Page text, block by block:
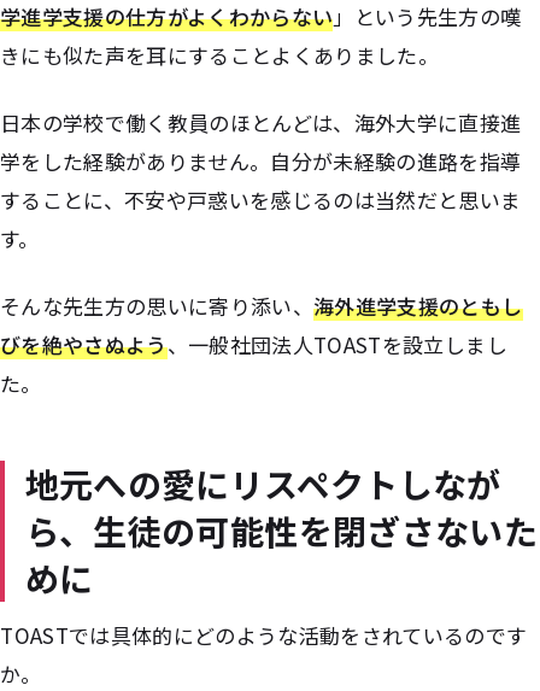
学進学支援の仕方がよくわからない」という先生方の嘆
きにも似た声を耳にすることよくありました。
日本の学校で働く教員のほとんどは、海外大学に直接進
学をした経験がありません。自分が未経験の進路を指導
することに、不安や戸惑いを感じるのは当然だと思いま
す。
そんな先生方の思いに寄り添い、海外進学支援のともし
びを絶やさぬよう、一般社団法人TOASTを設立しまし
た。
地元への愛にリスペクトしなが
ら、生徒の可能性を閉ざさないた
めに
――TOASTでは具体的にどのような活動をされているのです
か。